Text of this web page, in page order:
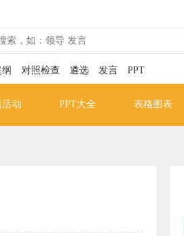
对照检查 遴选 发言 PPT
动 PPT大全 表格图表